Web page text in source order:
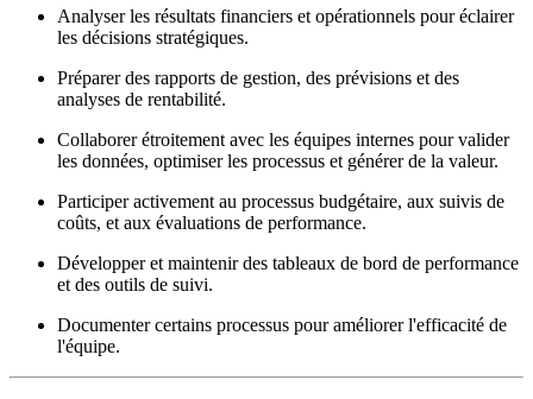
Analyser les résultats financiers et opérationnels pour éclairer
les décisions stratégiques.
Préparer des rapports de gestion, des prévisions et des
analyses de rentabilité.
Collaborer étroitement avec les équipes internes pour valider
les données, optimiser les processus et générer de la valeur.
Participer activement au processus budgétaire, aux suivis de
coûts, et aux évaluations de performance.
Développer et maintenir des tableaux de bord de performance
et des outils de suivi.
Documenter certains processus pour améliorer l'efficacité de
l'équipe.